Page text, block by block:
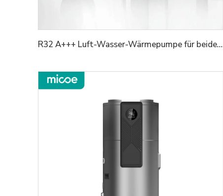
R32 A+++ Luft-Wasser-Wärmepumpe für beide Gewerbe- und Wohnraumlösungen zur Heizung und Kühlung 6kw/10kw/15kw/18KW/24KW